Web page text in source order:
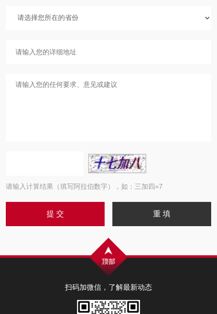
请输入计算结果（填写阿拉伯数字），如：三加四=7
扫码加微信，了解最新动态